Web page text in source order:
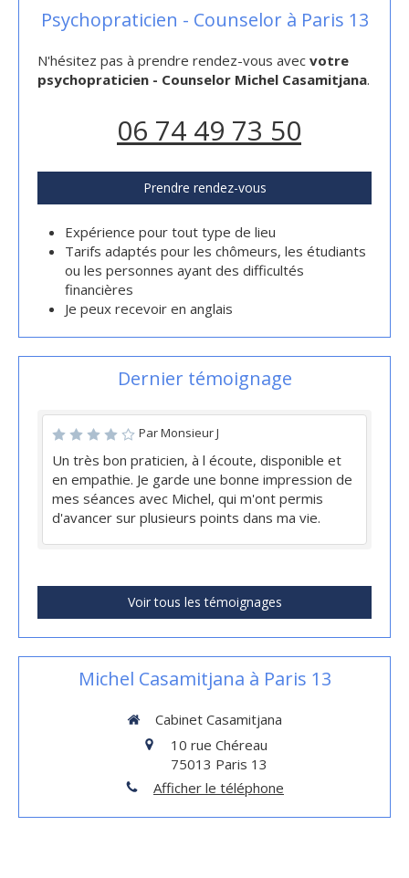
Psychopraticien - Counselor à Paris 13
N'hésitez pas à prendre rendez-vous avec votre
psychopraticien - Counselor Michel Casamitjana.
06 74 49 73 50
Prendre rendez-vous
Expérience pour tout type de lieu
Tarifs adaptés pour les chômeurs, les étudiants
ou les personnes ayant des difficultés
financières
Je peux recevoir en anglais
Dernier témoignage
Par Monsieur J
Un très bon praticien, à l écoute, disponible et
en empathie. Je garde une bonne impression de
mes séances avec Michel, qui m'ont permis
d'avancer sur plusieurs points dans ma vie.
Voir tous les témoignages
Michel Casamitjana à Paris 13
Cabinet Casamitjana
10 rue Chéreau
75013 Paris 13
Afficher le téléphone